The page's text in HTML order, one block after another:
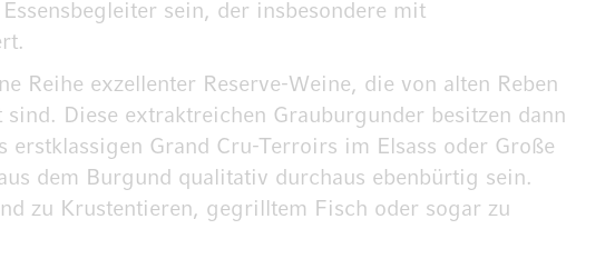
sein, der insbesondere mit
Reihe exzellenter Reserve-Weine, die von alten Reben
Diese extraktreichen Grauburgunder besitzen dann
Grand Cru-Terroirs im Elsass oder Große
dem Burgund qualitativ durchaus ebenbürtig sein.
zu Krustentieren, gegrilltem Fisch oder sogar zu